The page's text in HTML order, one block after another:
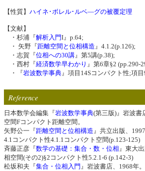
【性質】 ハイネ･ボレル･ルベ―グの被覆定理
【文献】
・杉浦『解析入門I』p.64;
・ 矢野『距離空間と位相構造』4.1.2(p.126);
・志賀『位相への30講』第5講(p.38);
・西村『経済数学早わかり 』第6章§2 (pp.290-
・『岩波数学事典』項目14Sコンパクト性;項
Reference
日本数学会編集『岩波数学事典(第三版)』岩波書
空間Fコンパクト距離空間。
矢野公一『距離空間と位相構造』共立出版、
4.1コンパクト性4.1.1コンパクト空間(p.123-125)
斉藤正彦『数学の基礎：集合・数・位相』東大
相空間(その2)§2コンパクト性5.2.1-6 (p.142-3)
松坂和夫『集合・位相入門 』岩波書店、1968年